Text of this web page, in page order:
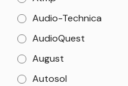
Audio-Technica
AudioQuest
August
Autosol